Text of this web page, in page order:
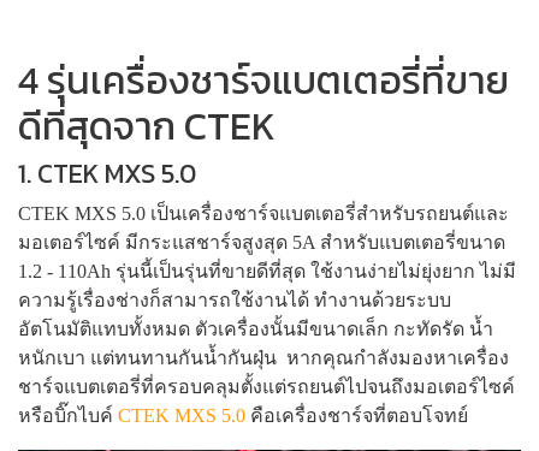
4 รุ่นเครื่องชาร์จแบตเตอรี่ที่ขาย
ดีที่สุดจาก CTEK
1. CTEK MXS 5.0
CTEK MXS 5.0 เป็นเครื่องชาร์จแบตเตอรี่สำหรับรถยนต์และ
มอเตอร์ไซค์ มีกระแสชาร์จสูงสุด 5A สำหรับแบตเตอรี่ขนาด
1.2 - 110Ah รุ่นนี้เป็นรุ่นที่ขายดีที่สุด ใช้งานง่ายไม่ยุ่งยาก ไม่มี
ความรู้เรื่องช่างก็สามารถใช้งานได้ ทำงานด้วยระบบ
อัตโนมัติแทบทั้งหมด ตัวเครื่องนั้นมีขนาดเล็ก กะทัดรัด น้ำ
หนักเบา แต่ทนทานกันน้ำกันฝุ่น หากคุณกำลังมองหาเครื่อง
ชาร์จแบตเตอรี่ที่ครอบคลุมตั้งแต่รถยนต์ไปจนถึงมอเตอร์ไซค์
หรือบิ๊กไบค์ CTEK MXS 5.0 คือเครื่องชาร์จที่ตอบโจทย์